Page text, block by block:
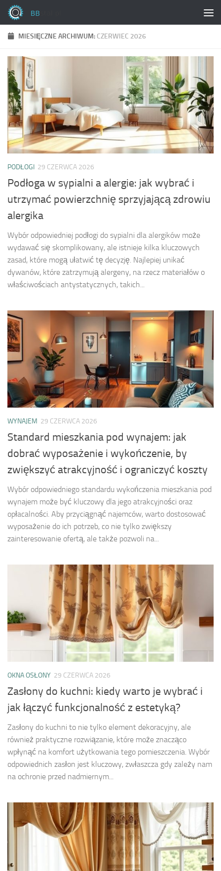
Skip to content
MIESIĘCZNE ARCHIWUM: CZERWIEC 2026
PODŁOGI 29 CZERWCA 2026
Podłoga w sypialni a alergie: jak wybrać i
utrzymać powierzchnię sprzyjającą zdrowiu
alergika
Wybór odpowiedniej podłogi do sypialni dla alergików może
wydawać się skomplikowany, ale istnieje kilka kluczowych
zasad, które mogą ułatwić tę decyzję. Najlepiej unikać
dywanów, które zatrzymują alergeny, na rzecz materiałów o
właściwościach antystatycznych, takich...
WYNAJEM 29 CZERWCA 2026
Standard mieszkania pod wynajem: jak
dobrać wyposażenie i wykończenie, by
zwiększyć atrakcyjność i ograniczyć koszty
Wybór odpowiedniego standardu wykończenia mieszkania pod
wynajem może być kluczowy dla jego atrakcyjności oraz
opłacalności. Aby przyciągnąć najemców, warto dostosować
wyposażenie do ich potrzeb, co nie tylko zwiększy
zainteresowanie ofertą, ale także pozwoli na...
OKNA OSŁONY 29 CZERWCA 2026
Zasłony do kuchni: kiedy warto je wybrać i
jak łączyć funkcjonalność z estetyką?
Zasłony do kuchni to nie tylko element dekoracyjny, ale
również praktyczne rozwiązanie, które może znacząco
wpłynąć na komfort użytkowania tego pomieszczenia. Wybór
odpowiednich zasłon jest kluczowy, zwłaszcza gdy zależy nam
na ochronie przed nadmiernym...